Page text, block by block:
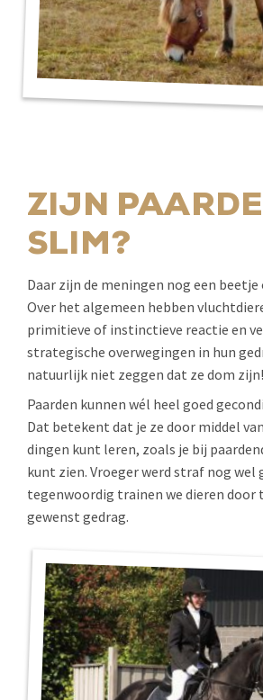
ZIJN
SLIM?
Daar zijn de meningen nog een beetje
Over het algemeen hebben
primitieve of instinctieve reactie en
strategische overwegingen in hun
natuurlijk niet zeggen dat ze dom zijn!
Paarden kunnen wél heel goed
Dat betekent dat je ze door middel
dingen kunt leren, zoals je bij
kunt zien. Vroeger werd straf nog wel
tegenwoordig trainen we dieren door
gewenst gedrag.